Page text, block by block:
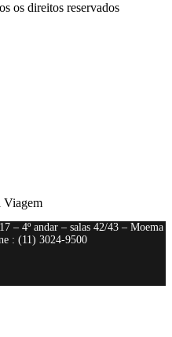
direitos reservados
Viagem
– 4º andar – salas 42/43 – Moema
: (11) 3024-9500